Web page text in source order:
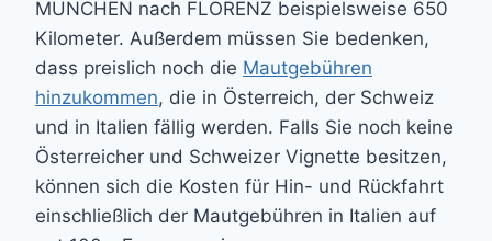
MÜNCHEN nach FLORENZ beispielsweise 650
Kilometer. Außerdem müssen Sie bedenken,
dass preislich noch die Mautgebühren
hinzukommen, die in Österreich, der Schweiz
und in Italien fällig werden. Falls Sie noch keine
Österreicher und Schweizer Vignette besitzen,
können sich die Kosten für Hin- und Rückfahrt
einschließlich der Mautgebühren in Italien auf